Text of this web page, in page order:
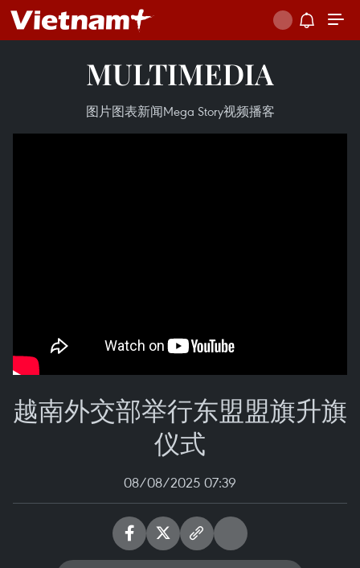
MULTIMEDIA
图片图表新闻Mega Story视频播客
越南外交部举行东盟盟旗升旗
仪式
08/08/2025 07:39